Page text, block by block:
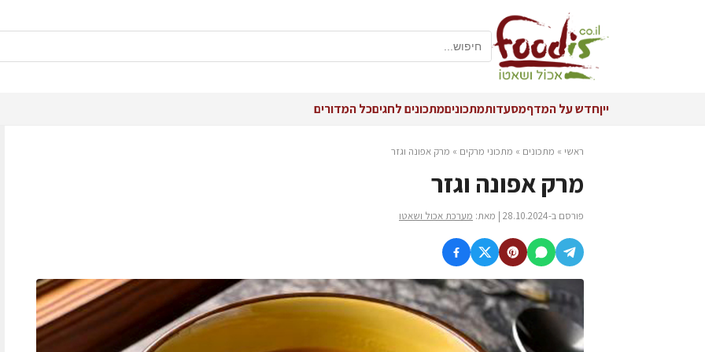
ייןחדש על המדףמסעדותמתכוניםמתכונים לחגיםכל המדורים
ראשי » מתכונים » מתכוני מרקים » מרק אפונה וגזר
מרק אפונה וגזר
פורסם ב-28.10.2024 | מאת: מערכת אכול ושאטו